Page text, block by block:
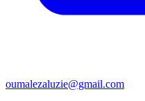
oumalezaluzie@gmail.com